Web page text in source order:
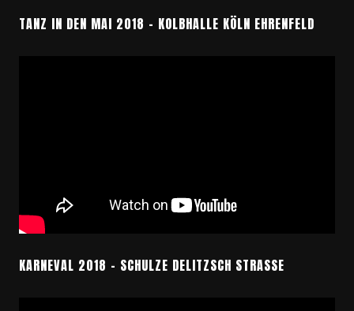
TANZ IN DEN MAI 2018 – KOLBHALLE KÖLN EHRENFELD
KARNEVAL 2018 – SCHULZE DELITZSCH STRASSE